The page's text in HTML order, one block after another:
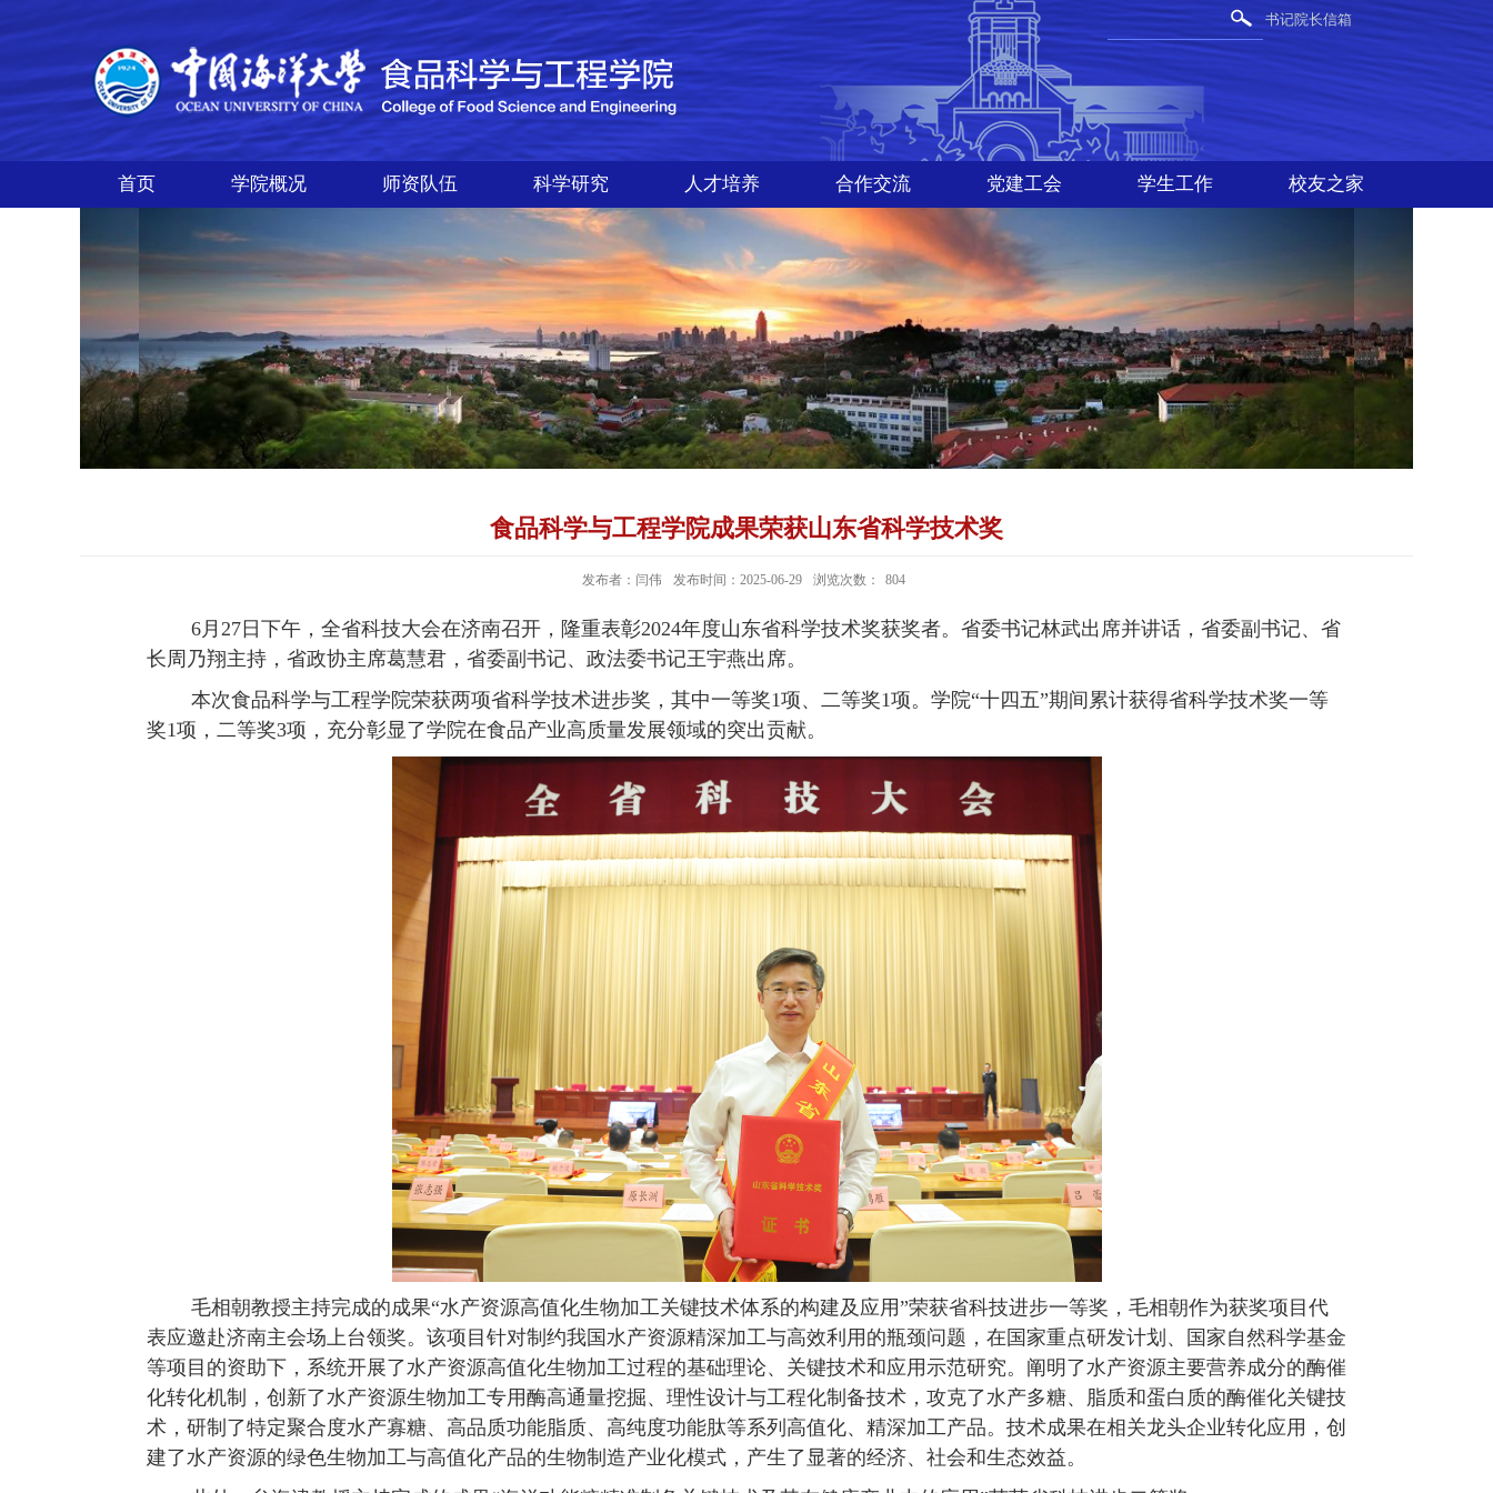
书记院长信箱
首页 学院概况 师资队伍 科学研究 人才培养 合作交流 党建工会 学生工作 校友之家
食品科学与工程学院成果荣获山东省科学技术奖
发布者：闫伟 发布时间：2025-06-29 浏览次数： 804
6月27日下午，全省科技大会在济南召开，隆重表彰2024年度山东省科学技术奖获奖者。省委书记林武出席并讲话，省委副书记、省
长周乃翔主持，省政协主席葛慧君，省委副书记、政法委书记王宇燕出席。
本次食品科学与工程学院荣获两项省科学技术进步奖，其中一等奖1项、二等奖1项。学院“十四五”期间累计获得省科学技术奖一等
奖1项，二等奖3项，充分彰显了学院在食品产业高质量发展领域的突出贡献。
毛相朝教授主持完成的成果“水产资源高值化生物加工关键技术体系的构建及应用”荣获省科技进步一等奖，毛相朝作为获奖项目代
表应邀赴济南主会场上台领奖。该项目针对制约我国水产资源精深加工与高效利用的瓶颈问题，在国家重点研发计划、国家自然科学基金
等项目的资助下，系统开展了水产资源高值化生物加工过程的基础理论、关键技术和应用示范研究。阐明了水产资源主要营养成分的酶催
化转化机制，创新了水产资源生物加工专用酶高通量挖掘、理性设计与工程化制备技术，攻克了水产多糖、脂质和蛋白质的酶催化关键技
术，研制了特定聚合度水产寡糖、高品质功能脂质、高纯度功能肽等系列高值化、精深加工产品。技术成果在相关龙头企业转化应用，创
建了水产资源的绿色生物加工与高值化产品的生物制造产业化模式，产生了显著的经济、社会和生态效益。